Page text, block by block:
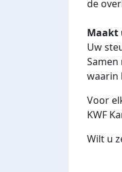
de
Maakt
Uw
waarin
Voor
KWF
Wilt u